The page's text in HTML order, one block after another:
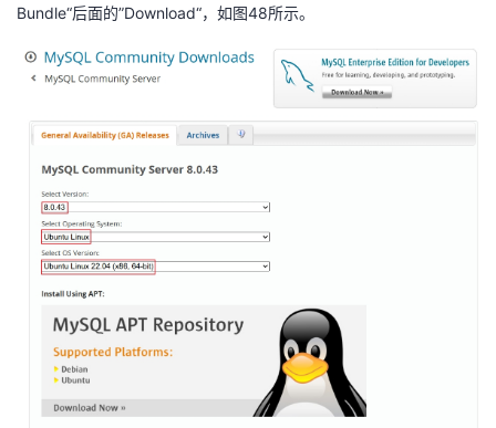
Bundle“后面的”Download“，如图48所示。